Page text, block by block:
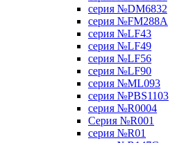
серия №DM6832
серия №FM288A
серия №LF43
серия №LF49
серия №LF56
серия №LF90
серия №ML093
серия №PBS1103
серия №R0004
Серия №R001
серия №R01